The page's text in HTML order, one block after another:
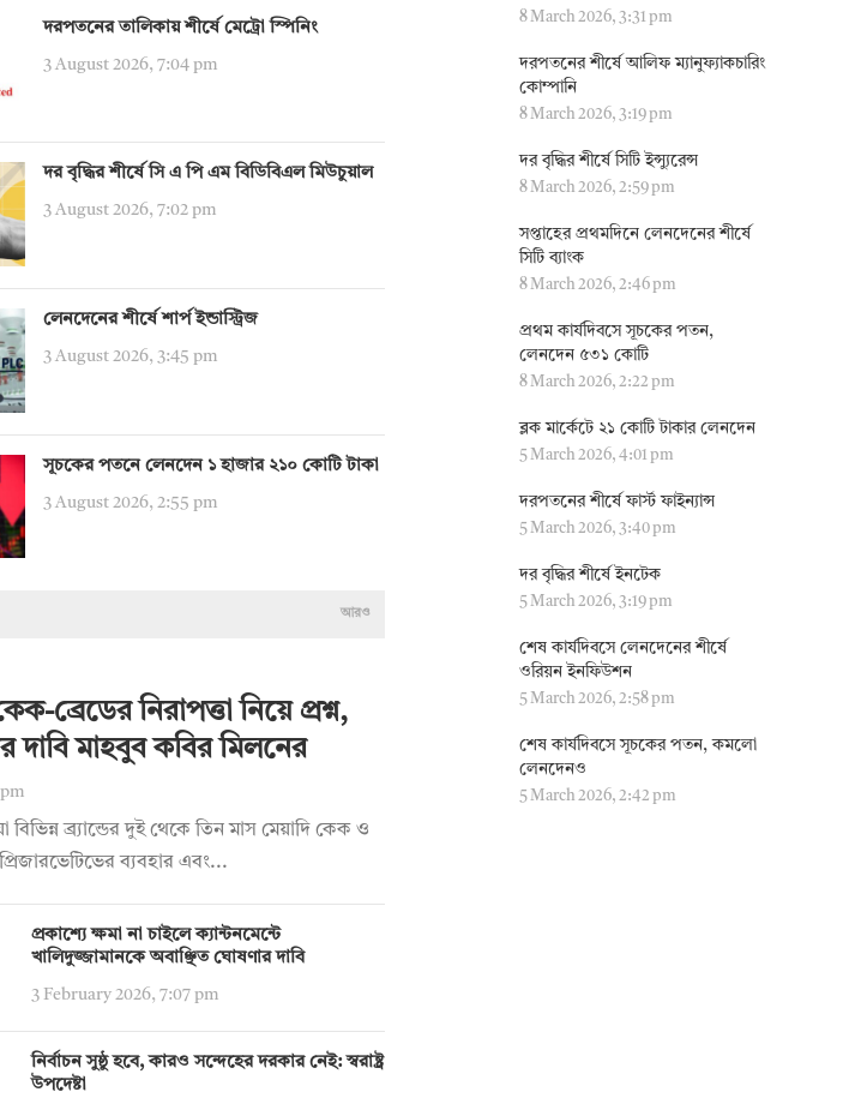
দরপতনের তালিকায় শীর্ষে মেট্রো স্পিনিং
3 August 2026, 7:04 pm
দর বৃদ্ধির শীর্ষে সি এ পি এম বিডিবিএল মিউচুয়াল
3 August 2026, 7:02 pm
লেনদেনের শীর্ষে শার্প ইন্ডাস্ট্রিজ
3 August 2026, 3:45 pm
সূচকের পতনে লেনদেন ১ হাজার ২১০ কোটি টাকা
3 August 2026, 2:55 pm
আরও
ব্রেডের নিরাপত্তা নিয়ে প্রশ্ন,
দাবি মাহবুব কবির মিলনের
বিভিন্ন ব্র্যান্ডের দুই থেকে তিন মাস মেয়াদি কেক ও
প্রিজারভেটিভের ব্যবহার এবং...
প্রকাশ্যে ক্ষমা না চাইলে ক্যান্টনমেন্টে
খালিদুজ্জামানকে অবাঞ্ছিত ঘোষণার দাবি
3 February 2026, 7:07 pm
নির্বাচন সুষ্ঠু হবে, কারও সন্দেহের দরকার নেই: স্বরাষ্ট্র
উপদেষ্টা
8 March 2026, 3:31 pm
দরপতনের শীর্ষে আলিফ ম্যানুফ্যাকচারিং
কোম্পানি
8 March 2026, 3:19 pm
দর বৃদ্ধির শীর্ষে সিটি ইন্স্যুরেন্স
8 March 2026, 2:59 pm
সপ্তাহের প্রথমদিনে লেনদেনের শীর্ষে
সিটি ব্যাংক
8 March 2026, 2:46 pm
প্রথম কার্যদিবসে সূচকের পতন,
লেনদেন ৫৩১ কোটি
8 March 2026, 2:22 pm
ব্লক মার্কেটে ২১ কোটি টাকার লেনদেন
5 March 2026, 4:01 pm
দরপতনের শীর্ষে ফার্স্ট ফাইন্যান্স
5 March 2026, 3:40 pm
দর বৃদ্ধির শীর্ষে ইনটেক
5 March 2026, 3:19 pm
শেষ কার্যদিবসে লেনদেনের শীর্ষে
ওরিয়ন ইনফিউশন
5 March 2026, 2:58 pm
শেষ কার্যদিবসে সূচকের পতন, কমলো
লেনদেনও
5 March 2026, 2:42 pm